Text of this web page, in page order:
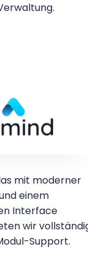
mit moderner
einem
Interface
wir
Support.